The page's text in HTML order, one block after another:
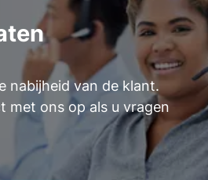
nabijheid van de klant.
met ons op als u vragen